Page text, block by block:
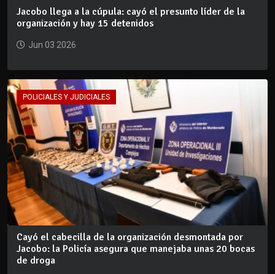
Jacobo llega a la cúpula: cayó el presunto líder de la
organización y hay 15 detenidos
Jun 03 2026
POLICIALES Y JUDICIALES
Cayó el cabecilla de la organización desmontada por
Jacobo: la Policía asegura que manejaba unas 20 bocas
de droga